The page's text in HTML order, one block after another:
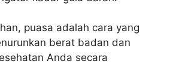
puasa adalah cara yang
berat badan dan
Anda secara